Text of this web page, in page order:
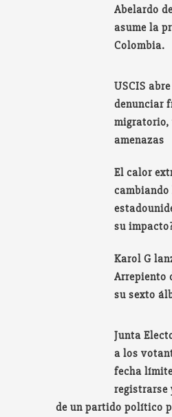
Abelardo
asume la
Colombia.
USCIS
denunciar
amenazas
El calor
su
Karol G
Arrepiento
su sexto
Junta
a los
fecha
registrarse
de un partido político